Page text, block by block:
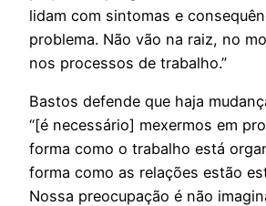
lidam com sintomas e
problema. Não vão na raiz, no
nos processos de trabalho.”
Bastos defende que haja
“[é necessário] mexermos em
forma como o trabalho está
forma como as relações estão
Nossa preocupação é não